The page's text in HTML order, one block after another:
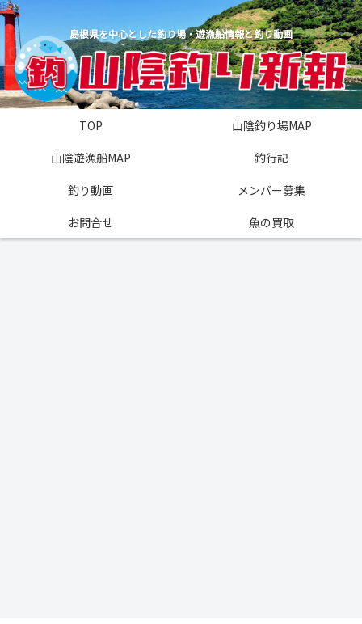
島根県を中心とした釣り場・遊漁船情報と釣り動画
TOP
山陰釣り場MAP
山陰遊漁船MAP
釣行記
釣り動画
メンバー募集
お問合せ
魚の買取